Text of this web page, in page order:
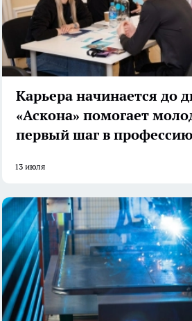
Карьера начинается до
«Аскона» помогает
первый шаг в профессию
13 июля